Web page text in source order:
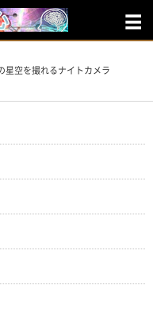
空を撮れるナイトカメラ